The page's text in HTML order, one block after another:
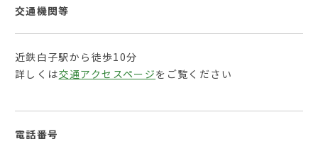
交通機関等
近鉄白子駅から徒歩10分
詳しくは交通アクセスページをご覧ください
電話番号